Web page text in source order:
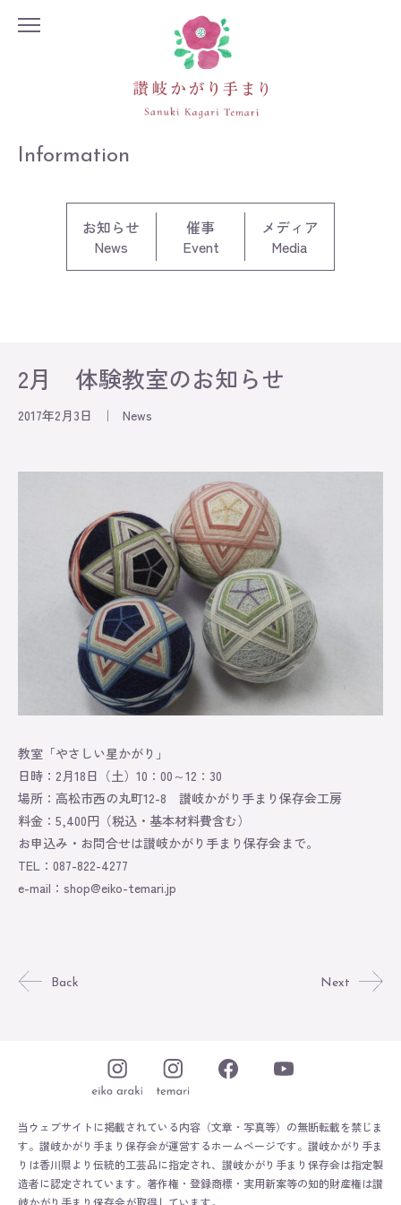
Exhibition
Lesson
Original
About
Contact
Online Store
Information
お知らせ
News
催事
Event
メディア
Media
2月 体験教室のお知らせ
2017年2月3日 ｜ News
教室「やさしい星かがり」
日時：2月18日（土）10：00～12：30
場所：高松市西の丸町12-8 讃岐かがり手まり保存会工房
料金：5,400円（税込・基本材料費含む）
お申込み・お問合せは讃岐かがり手まり保存会まで。
TEL：087-822-4277
e-mail： shop@eiko-temari.jp
Back Next
当ウェブサイトに掲載されている内容（文章・写真等）の無断転載を禁じま
す。 讃岐かがり手まり保存会が運営するホームページです。 讃岐かがり手ま
りは香川県より伝統的工芸品に指定され、讃岐かがり手まり保存会は指定製
造者に認定されています。 著作権・登録商標・実用新案等の知的財産権は讃